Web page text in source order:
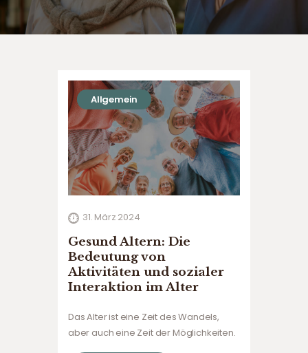
Allgemein
31. März 2024
Gesund Altern: Die
Bedeutung von
Aktivitäten und sozialer
Interaktion im Alter
Das Alter ist eine Zeit des Wandels,
aber auch eine Zeit der Möglichkeiten.